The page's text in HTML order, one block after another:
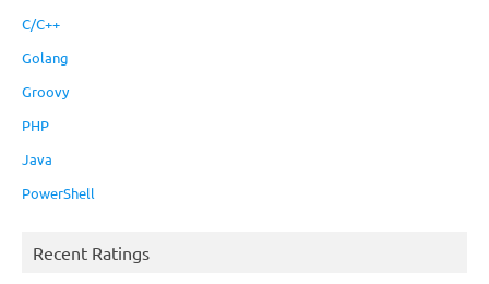
C/C++
Golang
Groovy
PHP
Java
PowerShell
Recent Ratings